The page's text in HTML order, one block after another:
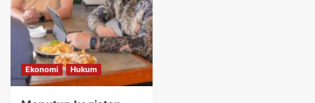
Ekonomi Hukum